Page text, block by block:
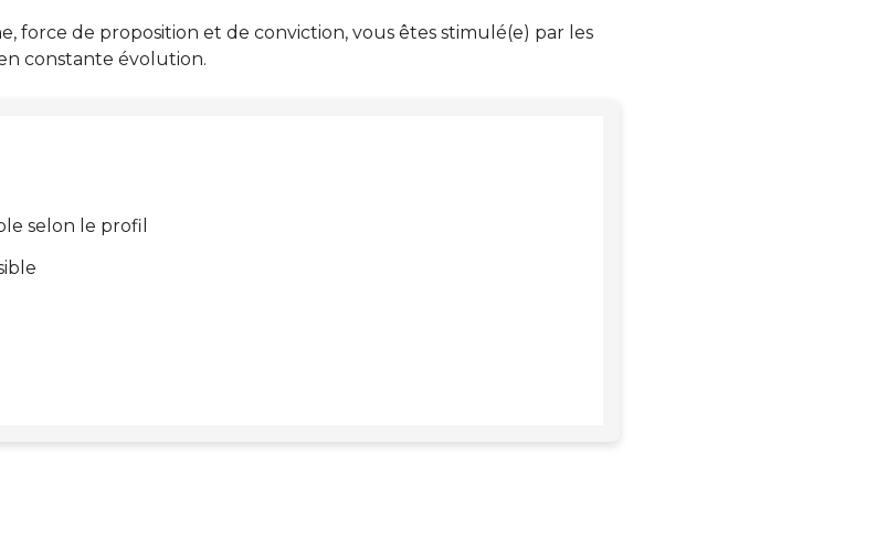
force de proposition et de conviction, vous êtes stimulé(e) par les
constante évolution.
selon le profil